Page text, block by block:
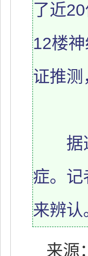
了近
12楼
证推测
据透
症。
来辨
来源：